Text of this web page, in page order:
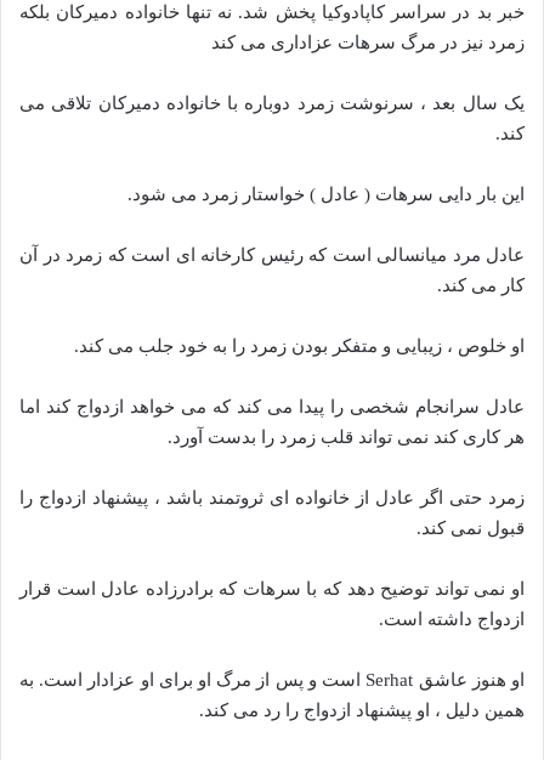
خبر بد در سراسر کاپادوکیا پخش شد. نه تنها خانواده دمیرکان بلکه
زمرد نیز در مرگ سرهات عزاداری می کند
یک سال بعد ، سرنوشت زمرد دوباره با خانواده دمیرکان تلاقی می
کند.
این بار دایی سرهات ( عادل ) خواستار زمرد می شود.
عادل مرد میانسالی است که رئیس کارخانه ای است که زمرد در آن
کار می کند.
او خلوص ، زیبایی و متفکر بودن زمرد را به خود جلب می کند.
عادل سرانجام شخصی را پیدا می کند که می خواهد ازدواج کند اما
هر کاری کند نمی تواند قلب زمرد را بدست آورد.
زمرد حتی اگر عادل از خانواده ای ثروتمند باشد ، پیشنهاد ازدواج را
قبول نمی کند.
او نمی تواند توضیح دهد که با سرهات که برادرزاده عادل است قرار
ازدواج داشته است.
او هنوز عاشق Serhat است و پس از مرگ او برای او عزادار است. به
همین دلیل ، او پیشنهاد ازدواج را رد می کند.